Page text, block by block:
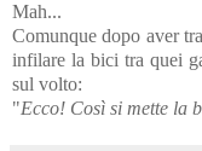
Mah...
Comunque dopo aver
infilare la bici tra quei
sul volto:
"Ecco! Così si mette la